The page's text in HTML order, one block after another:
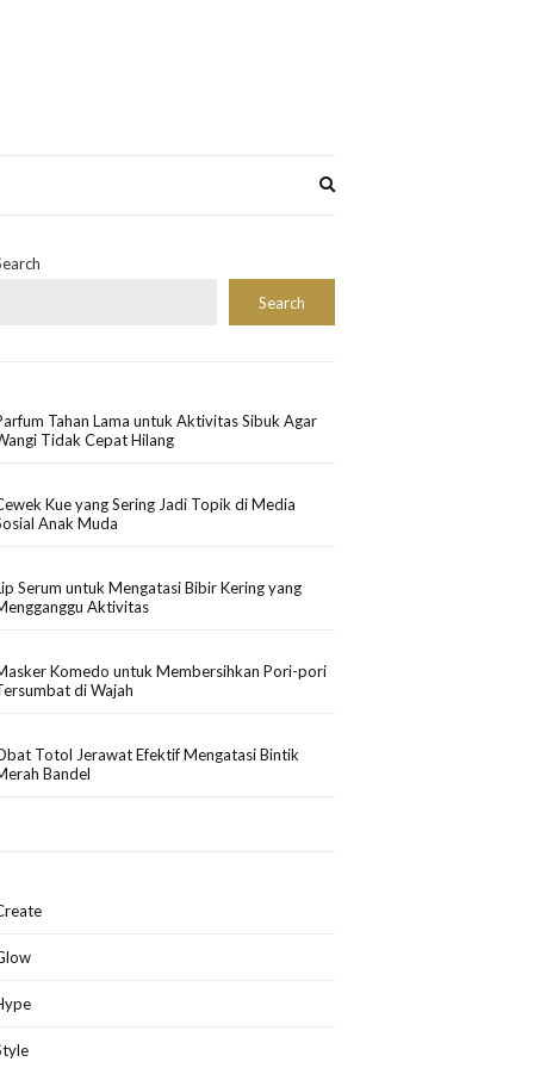
Search
Tahan Lama untuk Aktivitas Sibuk Agar
Tidak Cepat Hilang
Kue yang Sering Jadi Topik di Media
Anak Muda
Serum untuk Mengatasi Bibir Kering yang
Aktivitas
Komedo untuk Membersihkan Pori-pori
di Wajah
Totol Jerawat Efektif Mengatasi Bintik
Bandel